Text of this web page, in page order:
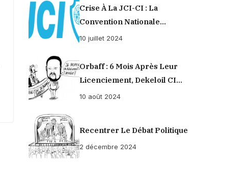
Crise À La JCI-CI : La
Convention Nationale
Provisoirement Suspendue
10 juillet 2024
Orbaff : 6 Mois Après Leur
Licenciement, Dekeloil CI
Propose À Ses Ex-Ouvriers Un
10 août 2024
Recentrer Le Débat Politique
2 décembre 2024